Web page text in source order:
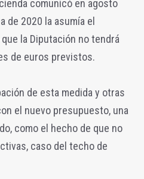
comunicó en agosto
de 2020 la asumía el
la Diputación no tendrá
de euros previstos.
de esta medida y otras
el nuevo presupuesto, una
como el hecho de que no
caso del techo de